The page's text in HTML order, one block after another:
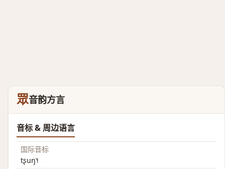
眾音韵方言
音标 & 周边语言
国际音标
tʂuŋ˥˧